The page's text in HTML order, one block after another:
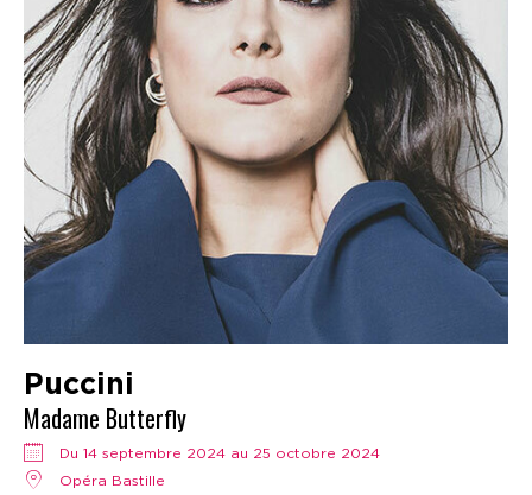
Puccini
Madame Butterfly
Du 14 septembre 2024 au 25 octobre 2024
Opéra Bastille